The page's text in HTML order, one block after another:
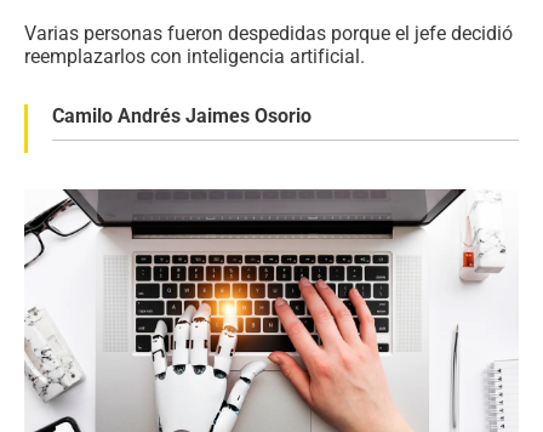
Varias personas fueron despedidas porque el jefe decidió
reemplazarlos con inteligencia artificial.
Camilo Andrés Jaimes Osorio